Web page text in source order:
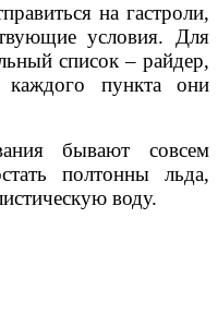
на гастроли,
условия. Для
список – райдер,
пункта они
бывают совсем
полтонны льда,
воду.